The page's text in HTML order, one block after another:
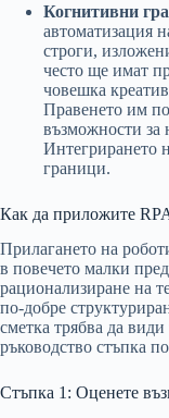
Когнитивни
автоматизация
строги,
често ще имат
човешка
Правенето им
възможности
Интегрирането
граници.
Как да приложите
Прилагането на
в повечето малки
рационализиране на
по-добре
сметка трябва да
ръководство стъпка
Стъпка 1: Оценете